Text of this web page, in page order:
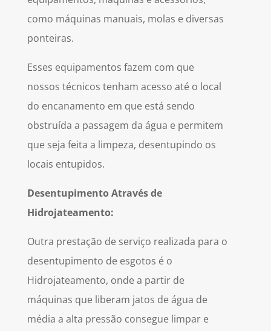
como máquinas manuais, molas e diversas
ponteiras.
Esses equipamentos fazem com que
nossos técnicos tenham acesso até o local
do encanamento em que está sendo
obstruída a passagem da água e permitem
que seja feita a limpeza, desentupindo os
locais entupidos.
Desentupimento Através de
Hidrojateamento:
Outra prestação de serviço realizada para o
desentupimento de esgotos é o
Hidrojateamento, onde a partir de
máquinas que liberam jatos de água de
média a alta pressão consegue limpar e